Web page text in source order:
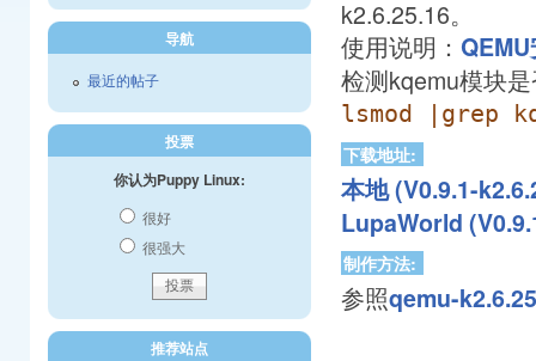
k2.6.25.16。
使用说明：
检测kqemu模块
lsmod |grep
下载地址:
本地 (V0.9.1-
LupaWorld
制作方法:
参照qemu-
导航
最近的帖子
投票
你认为Puppy Linux:
很好
很强大
推荐站点